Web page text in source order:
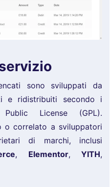
sono sviluppati da
e ridistribuiti secondo i
License (GPL).
o correlato a sviluppatori
di marchi, inclusi
, Elementor,YITH,